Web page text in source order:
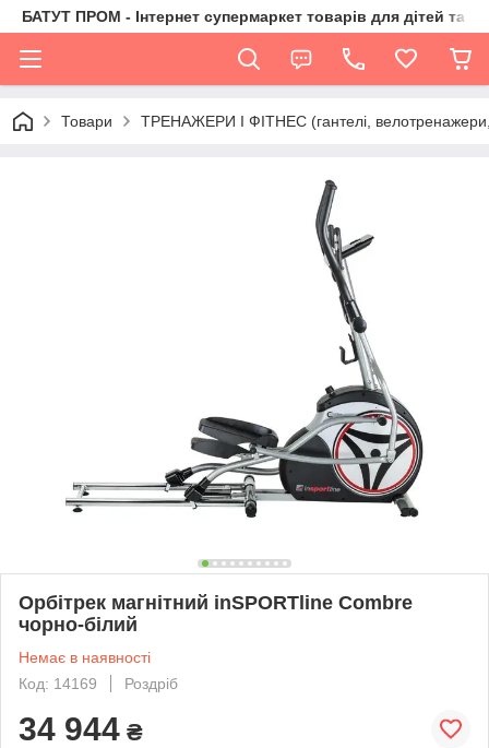
БАТУТ ПРОМ - Інтернет супермаркет товарів для дітей та їх
Товари ТРЕНАЖЕРИ І ФІТНЕС (гантелі, велотренажери,
Орбітрек магнітний inSPORTline Combre
чорно-білий
Немає в наявності
Код: 14169
Роздріб
34 944 ₴